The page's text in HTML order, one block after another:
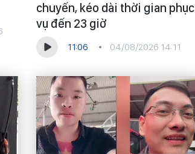
chuyến, kéo dài thời gian phục
vụ đến 23 giờ
11:06 04/08/2026 14:11